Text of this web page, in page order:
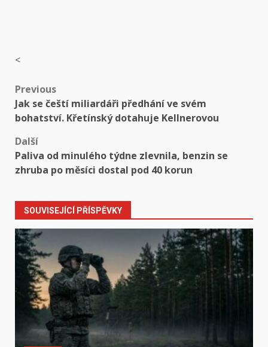
<
Post
navigation
Previous
Jak se čeští miliardáři předhání ve svém
bohatství. Křetínský dotahuje Kellnerovou
Další
Paliva od minulého týdne zlevnila, benzin se
zhruba po měsíci dostal pod 40 korun
SOUVISEJÍCÍ PŘÍSPĚVKY